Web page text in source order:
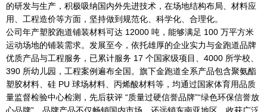
的研发与生产，积极吸纳国内外先进技术，在场地结构布局、材料应
用、工程造价等方面，坚持做到规范化、科学化、合理化。
公司年产塑胶跑道铺装材料可达 12000 吨，能够满足 100 万平方米
运动场地的铺装需求。发展至今，依托雄厚的企业实力与金跑道品牌
优质产品与工程服务，已累计服务 17 个国家级项目、4000 所学校、
390 所幼儿园，工程案例遍布全国。旗下金跑道全系产品包含聚氨酯
塑胶材料、硅 PU 球场材料、丙烯酸材料等，均通过国家体育用品质
量监督检验中心检测，先后获评 “质量过硬信誉品牌”“绿色环保信誉放